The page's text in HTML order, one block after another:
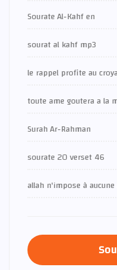
Sourate Al-Kahf en
sourat al kahf mp3
le rappel profite au
toute ame goutera a la
Surah Ar-Rahman
sourate 20 verset 46
allah n'impose à aucune